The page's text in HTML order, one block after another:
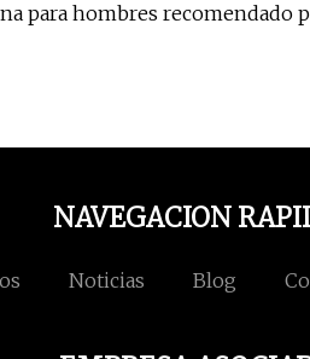
para hombres recomendado
NAVEGACION
Noticias Blog